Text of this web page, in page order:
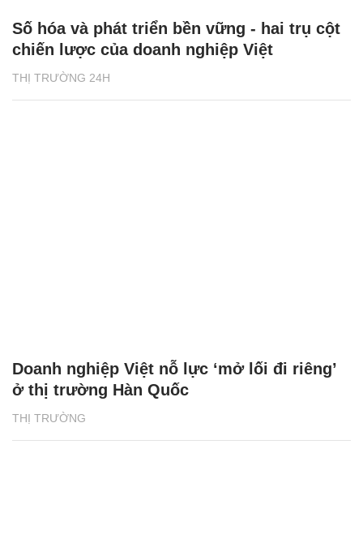
THỊ TRƯỜNG 24H
Số hóa và phát triển bền vững - hai trụ cột
chiến lược của doanh nghiệp Việt
THỊ TRƯỜNG
Doanh nghiệp Việt nỗ lực ‘mở lối đi riêng’
ở thị trường Hàn Quốc